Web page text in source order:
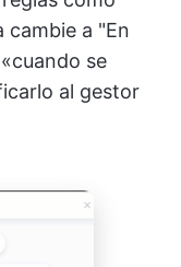
cambie a "En
se
al gestor